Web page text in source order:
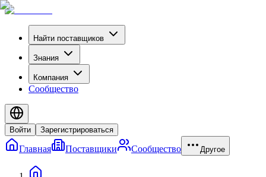
Найти поставщиков
Знания
Компания
Сообщество
Войти Зарегистрироваться
Главная Поставщики Сообщество Другое